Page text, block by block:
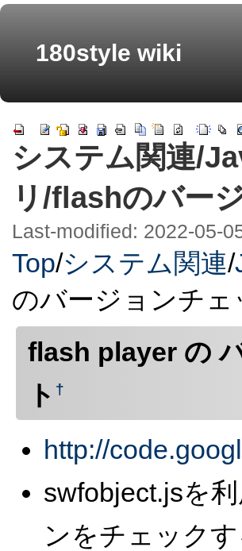
180style wiki
システム関連/
リ/flashのバー
Last-modified: 2022-05-
Top/システム関連/
のバージョンチェ
flash player の
ト †
http://
swfobject.jsを
ンをチェック